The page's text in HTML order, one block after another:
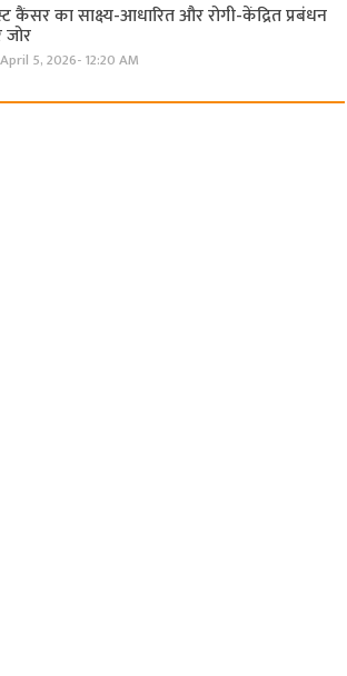
कैंसर का साक्ष्य-आधारित और रोगी-केंद्रित प्रबंधन
जोर
April 5, 2026- 12:20 AM